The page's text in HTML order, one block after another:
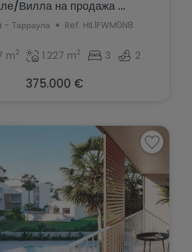
Вилла на продажа ...
- Тарраула Ref. HIL1FWM0N8
m2 1.227 m2 3 2
375.000 €